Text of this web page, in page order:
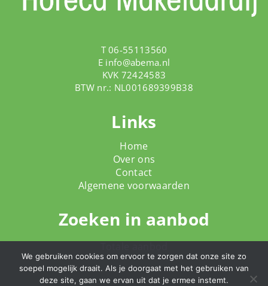
T 06-55113560
E info@abema.nl
KVK 72424583
BTW nr.: NL001689399B38
Links
Home
Over ons
Contact
Algemene voorwaarden
Zoeken in aanbod
We gebruiken cookies om ervoor te zorgen dat onze site zo
soepel mogelijk draait. Als je doorgaat met het gebruiken van
deze site, gaan we ervan uit dat je ermee instemt.